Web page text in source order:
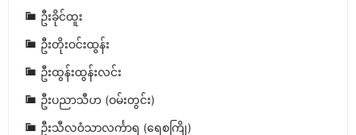
ဦးခိုင်ထူး
ဦးတိုးဝင်းထွန်း
ဦးထွန်းထွန်းလင်း
ဦးပညာသီဟ (ဝမ်းတွင်း)
ဦးသီလဝံသာလင်္ကာရ (ရေစကြို)